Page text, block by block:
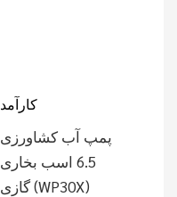
کارآمد
پمپ آب کشاورزی
6.5 اسب بخاری
گازی (WP30X)